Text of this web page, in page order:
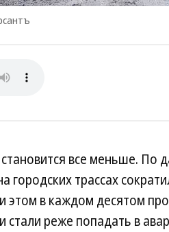
все меньше. По
городских трассах
этом в каждом десятом
стали реже попадать в